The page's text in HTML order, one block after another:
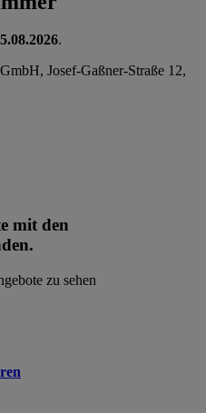
.
Josef-Gaßner-Straße 12,
mit den
zu sehen